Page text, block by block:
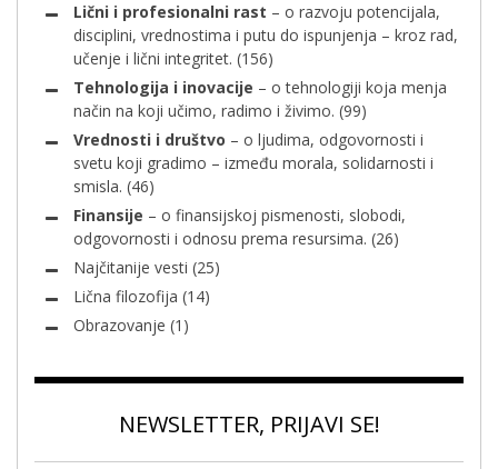
Lični i profesionalni rast – o razvoju potencijala,
disciplini, vrednostima i putu do ispunjenja – kroz rad,
učenje i lični integritet. (156)
Tehnologija i inovacije – o tehnologiji koja menja
način na koji učimo, radimo i živimo. (99)
Vrednosti i društvo – o ljudima, odgovornosti i
svetu koji gradimo – između morala, solidarnosti i
smisla. (46)
Finansije – o finansijskoj pismenosti, slobodi,
odgovornosti i odnosu prema resursima. (26)
Najčitanije vesti (25)
Lična filozofija (14)
Obrazovanje (1)
NEWSLETTER, PRIJAVI SE!